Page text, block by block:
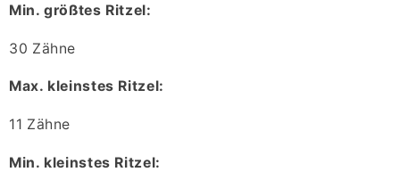
Min. größtes Ritzel:
30 Zähne
Max. kleinstes Ritzel:
11 Zähne
Min. kleinstes Ritzel: